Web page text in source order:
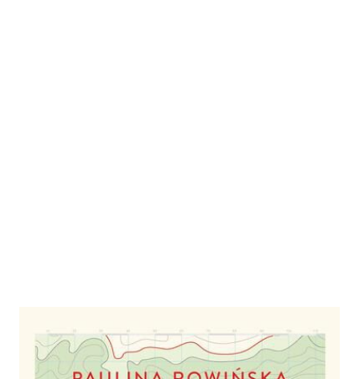
Mapmatics